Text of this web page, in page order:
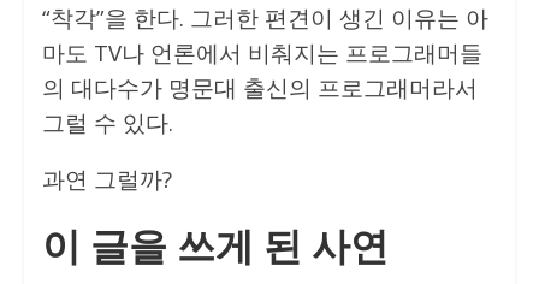
“착각”을 한다. 그러한 편견이 생긴 이유는 아
마도 TV나 언론에서 비춰지는 프로그래머들
의 대다수가 명문대 출신의 프로그래머라서
그럴 수 있다.
과연 그럴까?
이 글을 쓰게 된 사연